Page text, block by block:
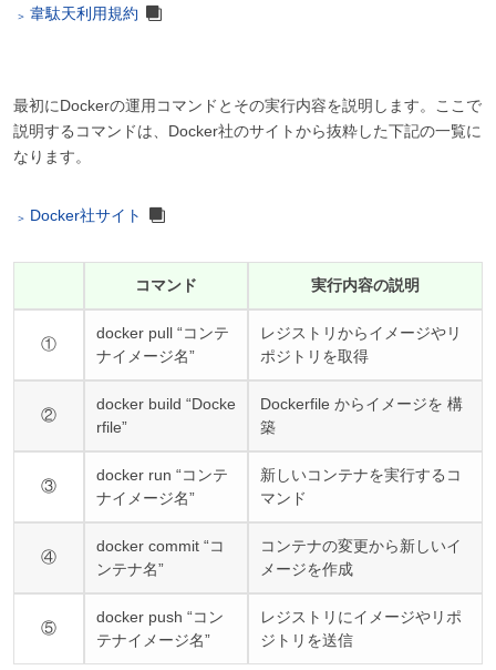
韋駄天利用規約
最初にDockerの運用コマンドとその実行内容を説明します。ここで
説明するコマンドは、Docker社のサイトから抜粋した下記の一覧に
なります。
Docker社サイト
コマンド 実行内容の説明
①
docker pull “コンテ
ナイメージ名”
レジストリからイメージやリ
ポジトリを取得
②
docker build “Docke
rfile”
Dockerfile からイメージを 構
築
③
docker run “コンテ
ナイメージ名”
新しいコンテナを実行するコ
マンド
④
docker commit “コ
ンテナ名”
コンテナの変更から新しいイ
メージを作成
⑤
docker push “コン
テナイメージ名”
レジストリにイメージやリポ
ジトリを送信